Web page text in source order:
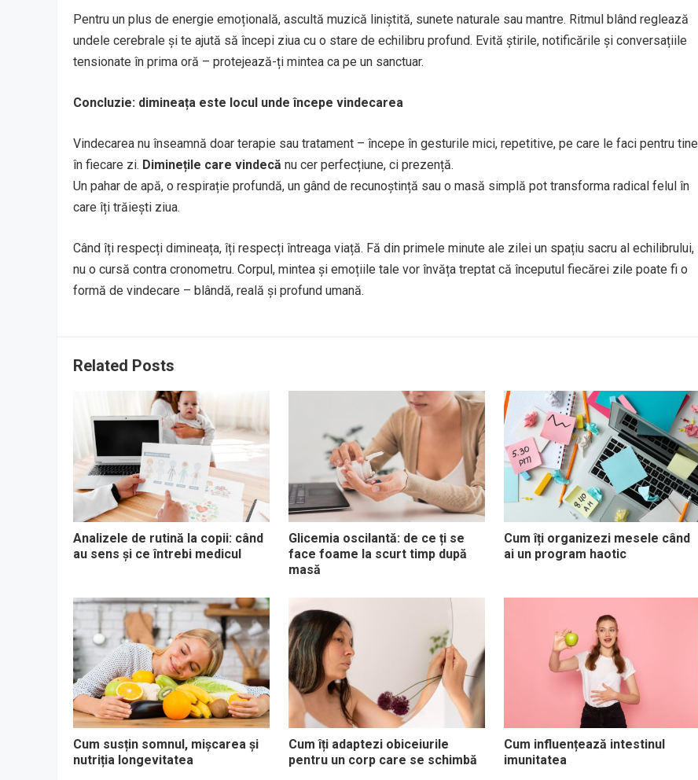
Pentru un plus de energie emoțională, ascultă muzică liniștită, sunete naturale sau mantre. Ritmul blând reglează
undele cerebrale și te ajută să începi ziua cu o stare de echilibru profund. Evită știrile, notificările și conversațiile
tensionate în prima oră – protejează-ți mintea ca pe un sanctuar.
Concluzie: dimineața este locul unde începe vindecarea
Vindecarea nu înseamnă doar terapie sau tratament – începe în gesturile mici, repetitive, pe care le faci pentru tine
în fiecare zi. Diminețile care vindecă nu cer perfecțiune, ci prezență.
Un pahar de apă, o respirație profundă, un gând de recunoștință sau o masă simplă pot transforma radical felul în
care îți trăiești ziua.
Când îți respecți dimineața, îți respecți întreaga viață. Fă din primele minute ale zilei un spațiu sacru al echilibrului,
nu o cursă contra cronometru. Corpul, mintea și emoțiile tale vor învăța treptat că începutul fiecărei zile poate fi o
formă de vindecare – blândă, reală și profund umană.
Related Posts
Analizele de rutină la copii: când
au sens și ce întrebi medicul
Glicemia oscilantă: de ce ți se
face foame la scurt timp după
masă
Cum îți organizezi mesele când
ai un program haotic
Cum susțin somnul, mișcarea și
nutriția longevitatea
Cum îți adaptezi obiceiurile
pentru un corp care se schimbă
Cum influențează intestinul
imunitatea